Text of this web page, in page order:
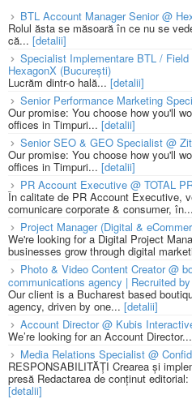
BTL Account Manager Senior @
Rolul ăsta se măsoară în ce nu se
că... [detalii]
Specialist Implementare BTL /
HexagonX (București)
Lucrăm dintr-o hală...[detalii]
Senior Performance Marketing
Our promise: You choose how you'll
offices in Timpuri... [detalii]
Senior SEO & GEO Specialist @
Our promise: You choose how you'll
offices in Timpuri... [detalii]
PR Account Executive @ TOTAL
În calitate de PR Account Executive,
comunicare corporate & consumer, în...
Project Manager (Digital &
We're looking for a Digital Project
businesses grow through digital
Photo & Video Content Creator @
communications agency | Recruited
Our client is a Bucharest based
agency, driven by one... [detalii]
Account Director @ Kubis
We’re looking for an Account Director...
Media Relations Specialist @
RESPONSABILITĂȚI Crearea și
presă Redactarea de conținut
[detalii]